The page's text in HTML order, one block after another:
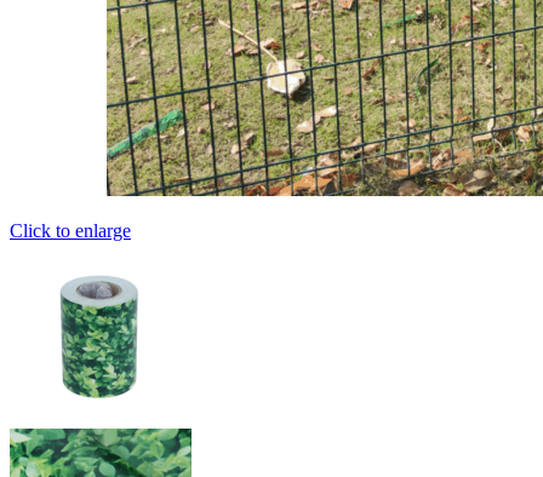
Click to enlarge